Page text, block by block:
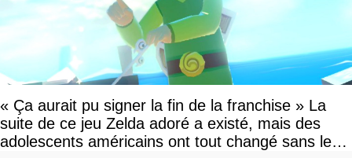
« Ça aurait pu signer la fin de la franchise » La
suite de ce jeu Zelda adoré a existé, mais des
adolescents américains ont tout changé sans le